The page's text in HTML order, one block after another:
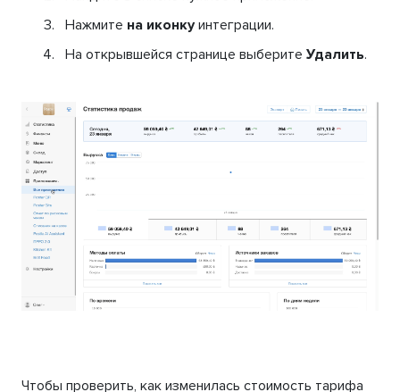
Нажмите на иконкуинтеграции.
На открывшейся странице выберите Удалить.
Чтобы проверить, как изменилась стоимость тарифа